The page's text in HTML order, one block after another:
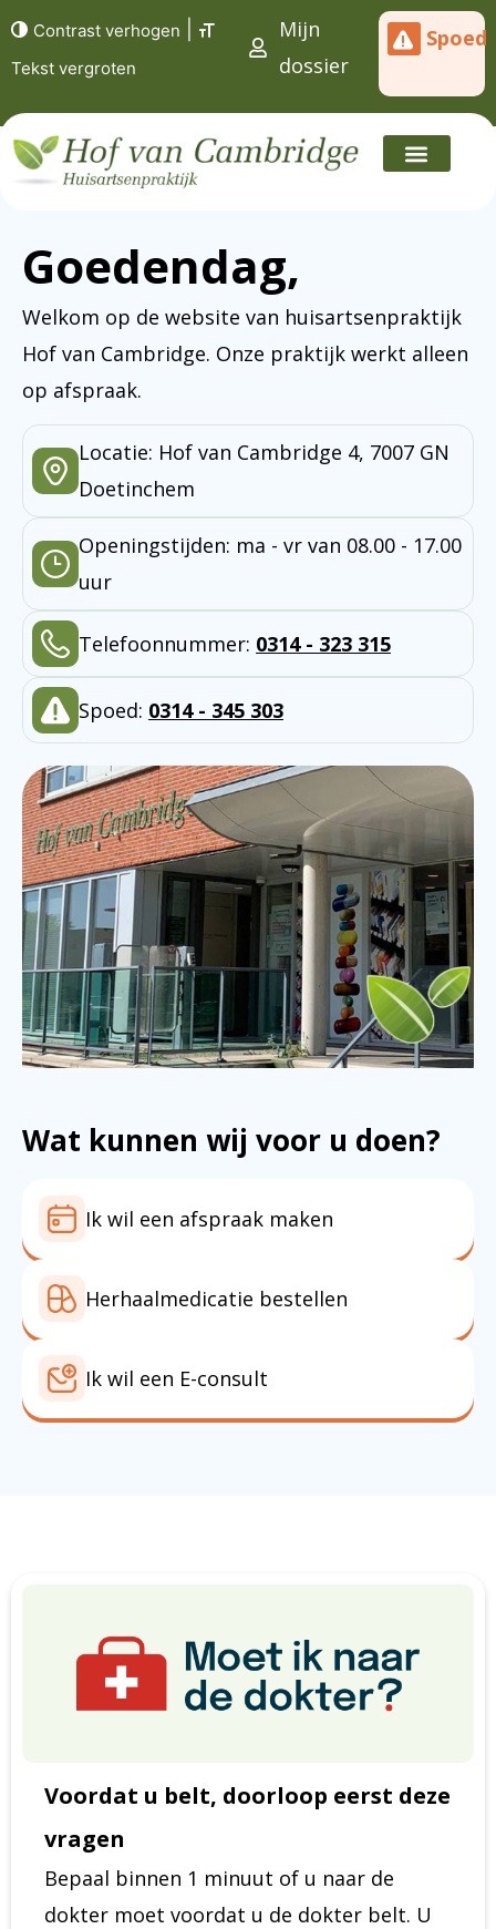
Contrast verhogen
Tekst vergroten
Mijn
dossier
Spoed
Goedendag,
Welkom op de website van huisartsenpraktijk
Hof van Cambridge. Onze praktijk werkt alleen
op afspraak.
Locatie: Hof van Cambridge 4, 7007 GN
Doetinchem
Openingstijden: ma - vr van 08.00 - 17.00
uur
Telefoonnummer: 0314 - 323 315
Spoed: 0314 - 345 303
Wat kunnen wij voor u doen?
Ik wil een afspraak maken
Herhaalmedicatie bestellen
Ik wil een E-consult
Voordat u belt, doorloop eerst deze
vragen
Bepaal binnen 1 minuut of u naar de
dokter moet voordat u de dokter belt. U